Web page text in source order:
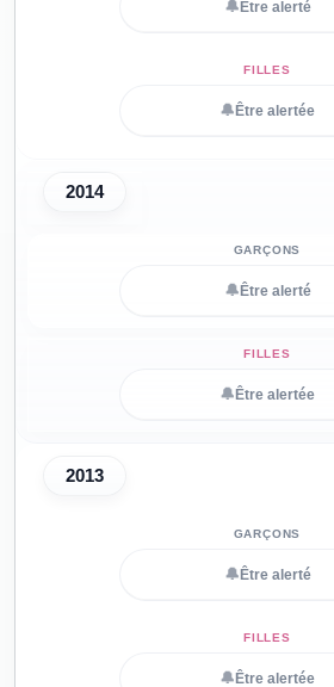
🔔 Être alerté
🔔 Être alertée
2014
🔔 Être alerté
🔔 Être alertée
2013
🔔 Être alerté
🔔 Être alertée